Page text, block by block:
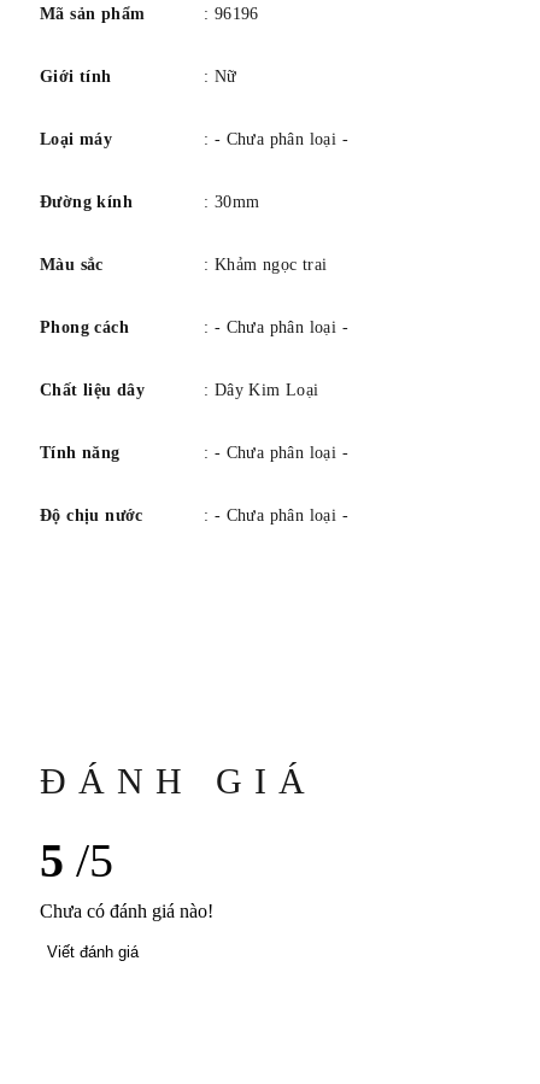
Chuyển động Thạch anh
Mã sản phẩm : 96196
Giới tính : Nữ
Loại máy : - Chưa phân loại -
Đường kính : 30mm
Màu sắc : Khảm ngọc trai
Phong cách : - Chưa phân loại -
Chất liệu dây : Dây Kim Loại
Tính năng : - Chưa phân loại -
Độ chịu nước : - Chưa phân loại -
ĐÁNH GIÁ
5 /5
Chưa có đánh giá nào!
Viết đánh giá